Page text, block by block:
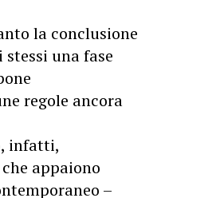
la conclusione
una fase
regole ancora
infatti,
appaiono
–